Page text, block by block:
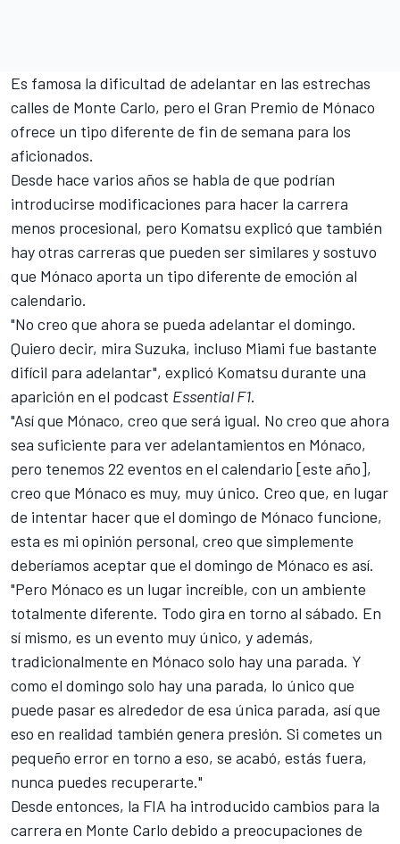
Es famosa la dificultad de adelantar en las estrechas
calles de Monte Carlo, pero el Gran Premio de Mónaco
ofrece un tipo diferente de fin de semana para los
aficionados.
Desde hace varios años se habla de que podrían
introducirse modificaciones para hacer la carrera
menos procesional, pero Komatsu explicó que también
hay otras carreras que pueden ser similares y sostuvo
que Mónaco aporta un tipo diferente de emoción al
calendario.
"No creo que ahora se pueda adelantar el domingo.
Quiero decir, mira Suzuka, incluso Miami fue bastante
difícil para adelantar", explicó Komatsu durante una
aparición en el podcast Essential F1.
"Así que Mónaco, creo que será igual. No creo que ahora
sea suficiente para ver adelantamientos en Mónaco,
pero tenemos 22 eventos en el calendario [este año],
creo que Mónaco es muy, muy único. Creo que, en lugar
de intentar hacer que el domingo de Mónaco funcione,
esta es mi opinión personal, creo que simplemente
deberíamos aceptar que el domingo de Mónaco es así.
"Pero Mónaco es un lugar increíble, con un ambiente
totalmente diferente. Todo gira en torno al sábado. En
sí mismo, es un evento muy único, y además,
tradicionalmente en Mónaco solo hay una parada. Y
como el domingo solo hay una parada, lo único que
puede pasar es alrededor de esa única parada, así que
eso en realidad también genera presión. Si cometes un
pequeño error en torno a eso, se acabó, estás fuera,
nunca puedes recuperarte."
Desde entonces, la FIA ha introducido cambios para la
carrera en Monte Carlo debido a preocupaciones de